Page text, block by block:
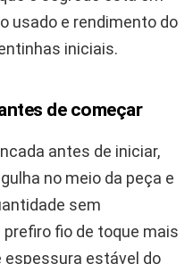
usado e rendimento do
iniciais.
de começar
antes de iniciar,
no meio da peça e
sem
fio de toque mais
espessura estável do